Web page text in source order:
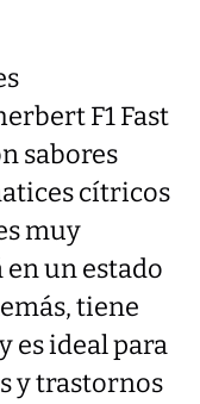
F1 Fast
sabores
cítricos
muy
un estado
tiene
es ideal para
y trastornos